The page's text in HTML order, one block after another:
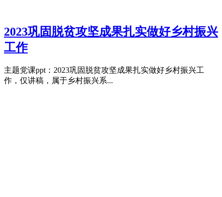
2023巩固脱贫攻坚成果扎实做好乡村振兴
工作
主题党课ppt：2023巩固脱贫攻坚成果扎实做好乡村振兴工
作，仅讲稿，属于乡村振兴系...